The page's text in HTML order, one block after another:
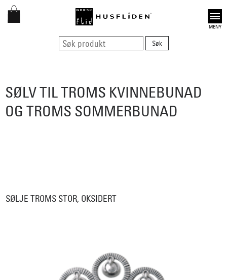
Open
SØLV TIL TROMS KVINNEBUNAD
OG TROMS SOMMERBUNAD
SØLJE TROMS STOR, OKSIDERT